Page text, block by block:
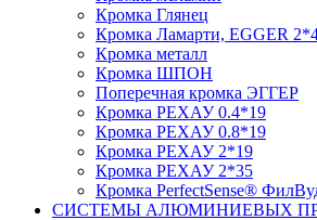
Кромка Глянец
Кромка Ламарти, EGGER
Кромка металл
Кромка ШПОН
Поперечная кромка ЭГГЕР
Кромка PЕХАУ 0.4*19
Кромка PЕХАУ 0.8*19
Кромка PЕХАУ 2*19
Кромка PЕХАУ 2*35
Кромка PerfectSense®
СИСТЕМЫ АЛЮМИНИЕВЫХ